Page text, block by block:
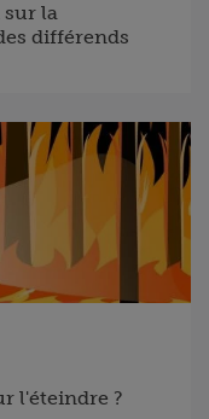
sur la
différends
l'éteindre ?